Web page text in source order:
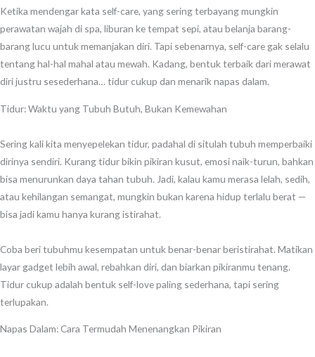
Ketika mendengar kata self-care, yang sering terbayang mungkin
perawatan wajah di spa, liburan ke tempat sepi, atau belanja barang-
barang lucu untuk memanjakan diri. Tapi sebenarnya, self-care gak selalu
tentang hal-hal mahal atau mewah. Kadang, bentuk terbaik dari merawat
diri justru sesederhana… tidur cukup dan menarik napas dalam.
Tidur: Waktu yang Tubuh Butuh, Bukan Kemewahan
Sering kali kita menyepelekan tidur, padahal di situlah tubuh memperbaiki
dirinya sendiri. Kurang tidur bikin pikiran kusut, emosi naik-turun, bahkan
bisa menurunkan daya tahan tubuh. Jadi, kalau kamu merasa lelah, sedih,
atau kehilangan semangat, mungkin bukan karena hidup terlalu berat —
bisa jadi kamu hanya kurang istirahat.
Coba beri tubuhmu kesempatan untuk benar-benar beristirahat. Matikan
layar gadget lebih awal, rebahkan diri, dan biarkan pikiranmu tenang.
Tidur cukup adalah bentuk self-love paling sederhana, tapi sering
terlupakan.
Napas Dalam: Cara Termudah Menenangkan Pikiran